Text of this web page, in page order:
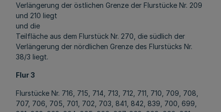
Verlängerung der östlichen Grenze der Flurstücke Nr. 209
und 210 liegt
und die
Teilfläche aus dem Flurstück Nr. 270, die südlich der
Verlängerung der nördlichen Grenze des Flurstücks Nr.
38/3 liegt.
Flur 3
Flurstücke Nr. 716, 715, 714, 713, 712, 711, 710, 709, 708,
707, 706, 705, 701, 702, 703, 841, 842, 839, 700, 699,